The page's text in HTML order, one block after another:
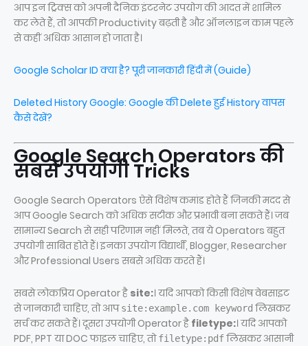
आप इन ट्रिक्स को अपनी दैनिक इंटरनेट उपयोग की आदत में शामिल
कर लेते हैं, तो आपकी Productivity बढ़ती है और ऑनलाइन काम पहले
से कहीं अधिक आसान हो जाता है।
Google Scholar ID क्या है? पूरी जानकारी हिंदी में (Guide)
Deleted History Google: Google की Delete हुई History वापस
कैसे देखें?
Google Search Operators की
सबसे उपयोगी Tricks
Google Search Operators ऐसे विशेष कमांड होते हैं जिनकी मदद से
आप Google Search को अधिक सटीक और प्रभावी बना सकते हैं। जब
सामान्य Search से सही परिणाम नहीं मिलते, तब ये Operators बहुत
उपयोगी साबित होते हैं। इनका उपयोग विद्यार्थी, Blogger, Researcher
और Professional Users सबसे अधिक करते हैं।
सबसे लोकप्रिय Operator है site:। यदि आपको किसी विशेष वेबसाइट
से जानकारी चाहिए, तो आपsite:example.com keyword लिखकर
सर्च कर सकते हैं। दूसरा उपयोगी Operator है filetype:। यदि आपको
PDF, PPT या DOC फाइल चाहिए, तोfiletype:pdfलिखकर आसानी